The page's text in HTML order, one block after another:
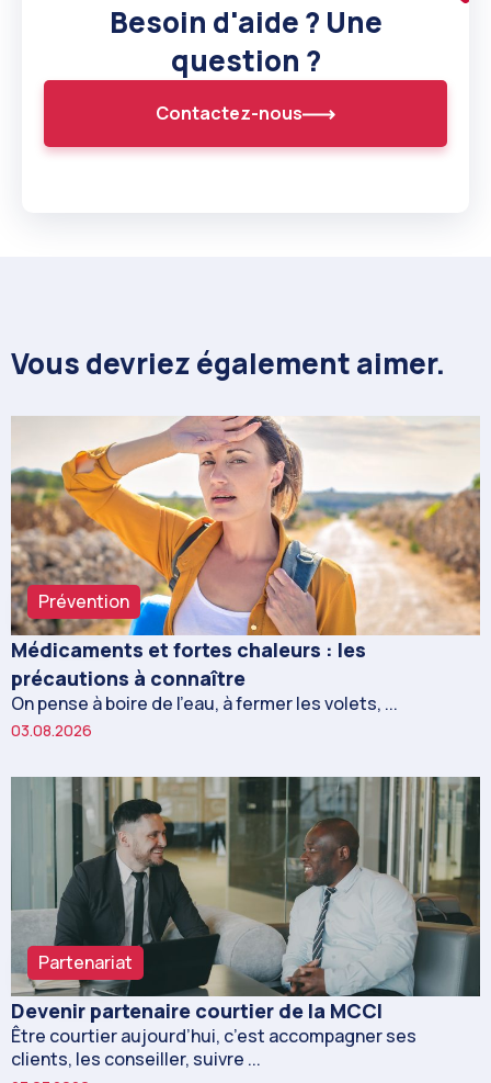
Besoin d'aide ? Une
question ?
Contactez-nous
Vous devriez également aimer.
Prévention
Médicaments et fortes chaleurs : les
précautions à connaître
On pense à boire de l’eau, à fermer les volets, ...
03.08.2026
Partenariat
Devenir partenaire courtier de la MCCI
Être courtier aujourd’hui, c’est accompagner ses
clients, les conseiller, suivre ...